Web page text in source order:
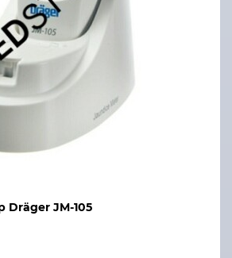
Dräger JM-105